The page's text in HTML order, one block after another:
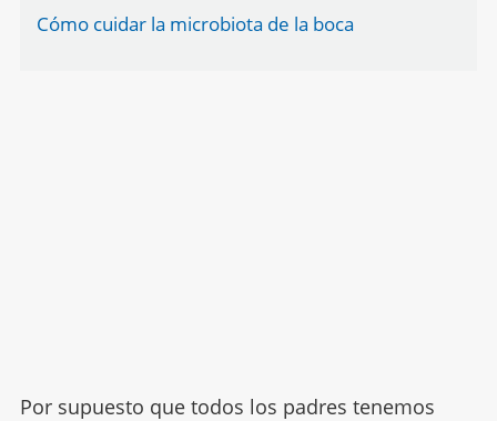
Cómo cuidar la microbiota de la boca
Por supuesto que todos los padres tenemos